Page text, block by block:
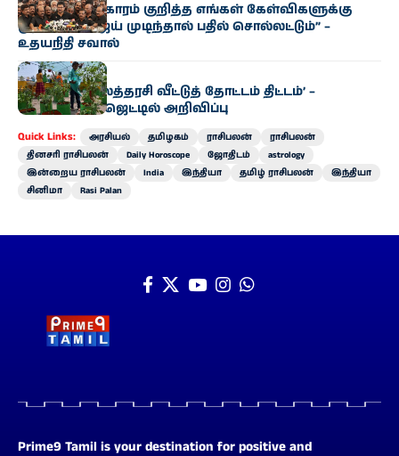
“காவிரி விவகாரம் குறித்த எங்கள் கேள்விகளுக்கு
முதல்வர் விஜய் முடிந்தால் பதில் சொல்லட்டும்” –
உதயநிதி சவால்
அரசியல்
‘வெற்றி இல்லத்தரசி வீட்டுத் தோட்டம் திட்டம்’ –
வேளாண் பட்ஜெட்டில் அறிவிப்பு
Quick Links: அரசியல் தமிழகம் ராசிபலன்
ராசிபலன்
தினசரி ராசிபலன்
Daily Horoscope ஜோதிடம்
astrology
இன்றைய ராசிபலன்
India இந்தியா தமிழ் ராசிபலன்
இந்தியா
சினிமா
Rasi Palan
Prime9 Tamil is your destination for positive and